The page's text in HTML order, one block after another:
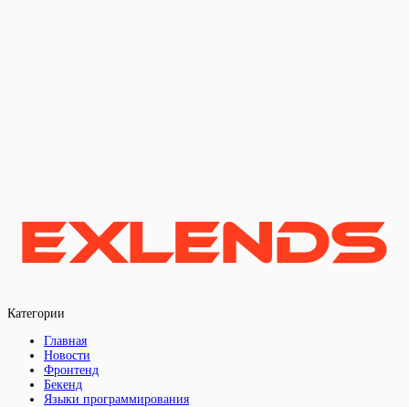
Категории
Главная
Новости
Фронтенд
Бекенд
Языки программирования